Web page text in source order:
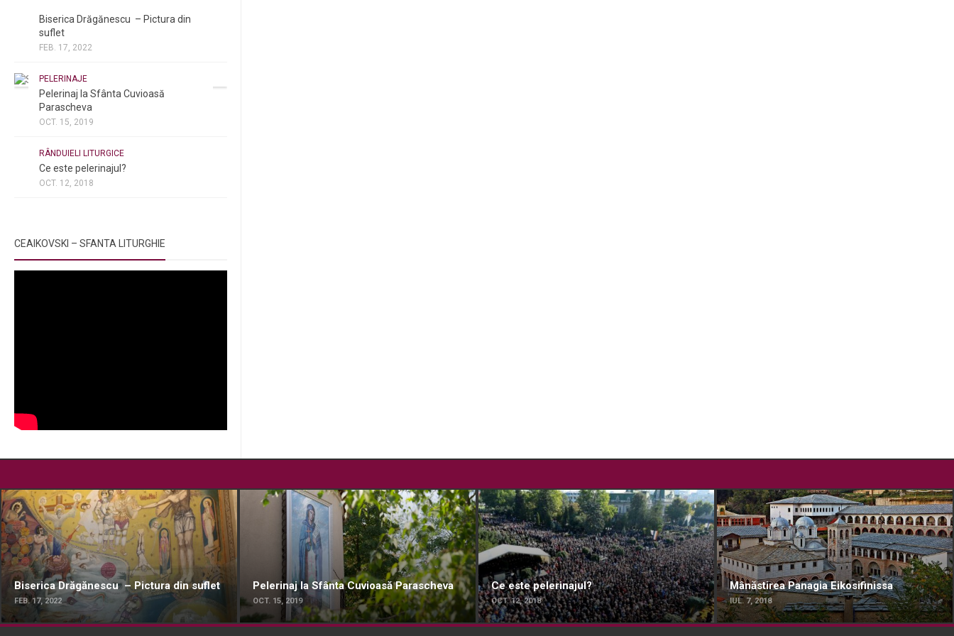
Biserica Drăgănescu – Pictura din
suflet
FEB. 17, 2022
PELERINAJE
Pelerinaj la Sfânta Cuvioasă
Parascheva
OCT. 15, 2019
RÂNDUIELI LITURGICE
Ce este pelerinajul?
OCT. 12, 2018
CEAIKOVSKI – SFANTA LITURGHIE
Biserica Drăgănescu – Pictura din suflet
FEB. 17, 2022
Pelerinaj la Sfânta Cuvioasă Parascheva
OCT. 15, 2019
Ce este pelerinajul?
OCT. 12, 2018
Mânăstirea Panagia Eikosifinissa
IUL. 7, 2018